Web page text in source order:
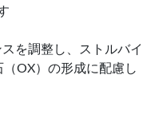
スを調整し、ストルバイ
（OX）の形成に配慮し